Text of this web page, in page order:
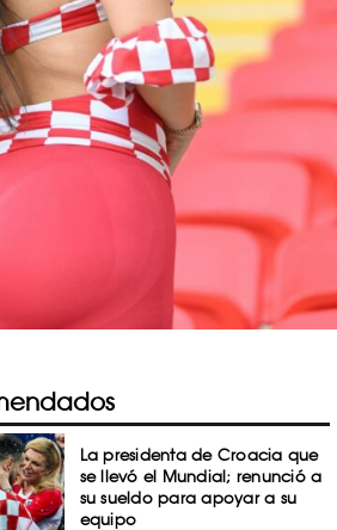
La presidenta de Croacia que
se llevó el Mundial; renunció a
su sueldo para apoyar a su
equipo